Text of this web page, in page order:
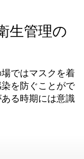
生管理の
ではマスクを着
を防ぐことがで
る時期には意識